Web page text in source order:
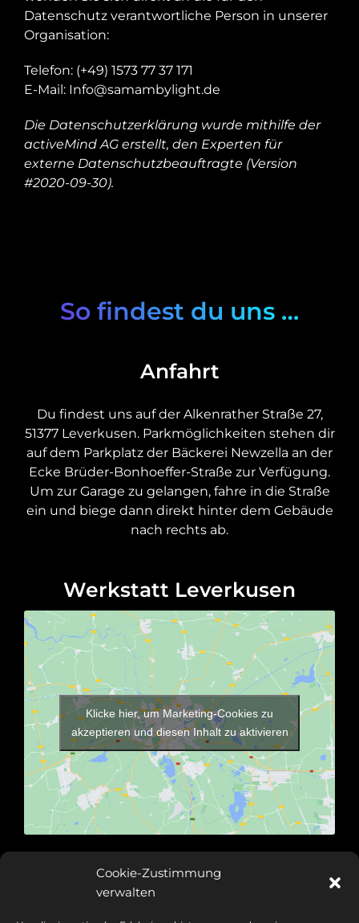
Cookie-Zustimmung
verwalten
Datenschutz verantwortliche Person in unserer
Organisation:
Telefon: (+49) 1573 77 37 171
E-Mail: Info@samambylight.de
Die Datenschutzerklärung wurde mithilfe der
activeMind AG erstellt, den Experten für
externe Datenschutzbeauftragte (Version
#2020-09-30).
So findest du uns …
Anfahrt
Du findest uns auf der Alkenrather Straße 27,
51377 Leverkusen. Parkmöglichkeiten stehen dir
auf dem Parkplatz der Bäckerei Newzella an der
Ecke Brüder-Bonhoeffer-Straße zur Verfügung.
Um zur Garage zu gelangen, fahre in die Straße
ein und biege dann direkt hinter dem Gebäude
nach rechts ab.
Werkstatt Leverkusen
Klicke hier, um Marketing-Cookies zu
akzeptieren und diesen Inhalt zu aktivieren
Anfahrt